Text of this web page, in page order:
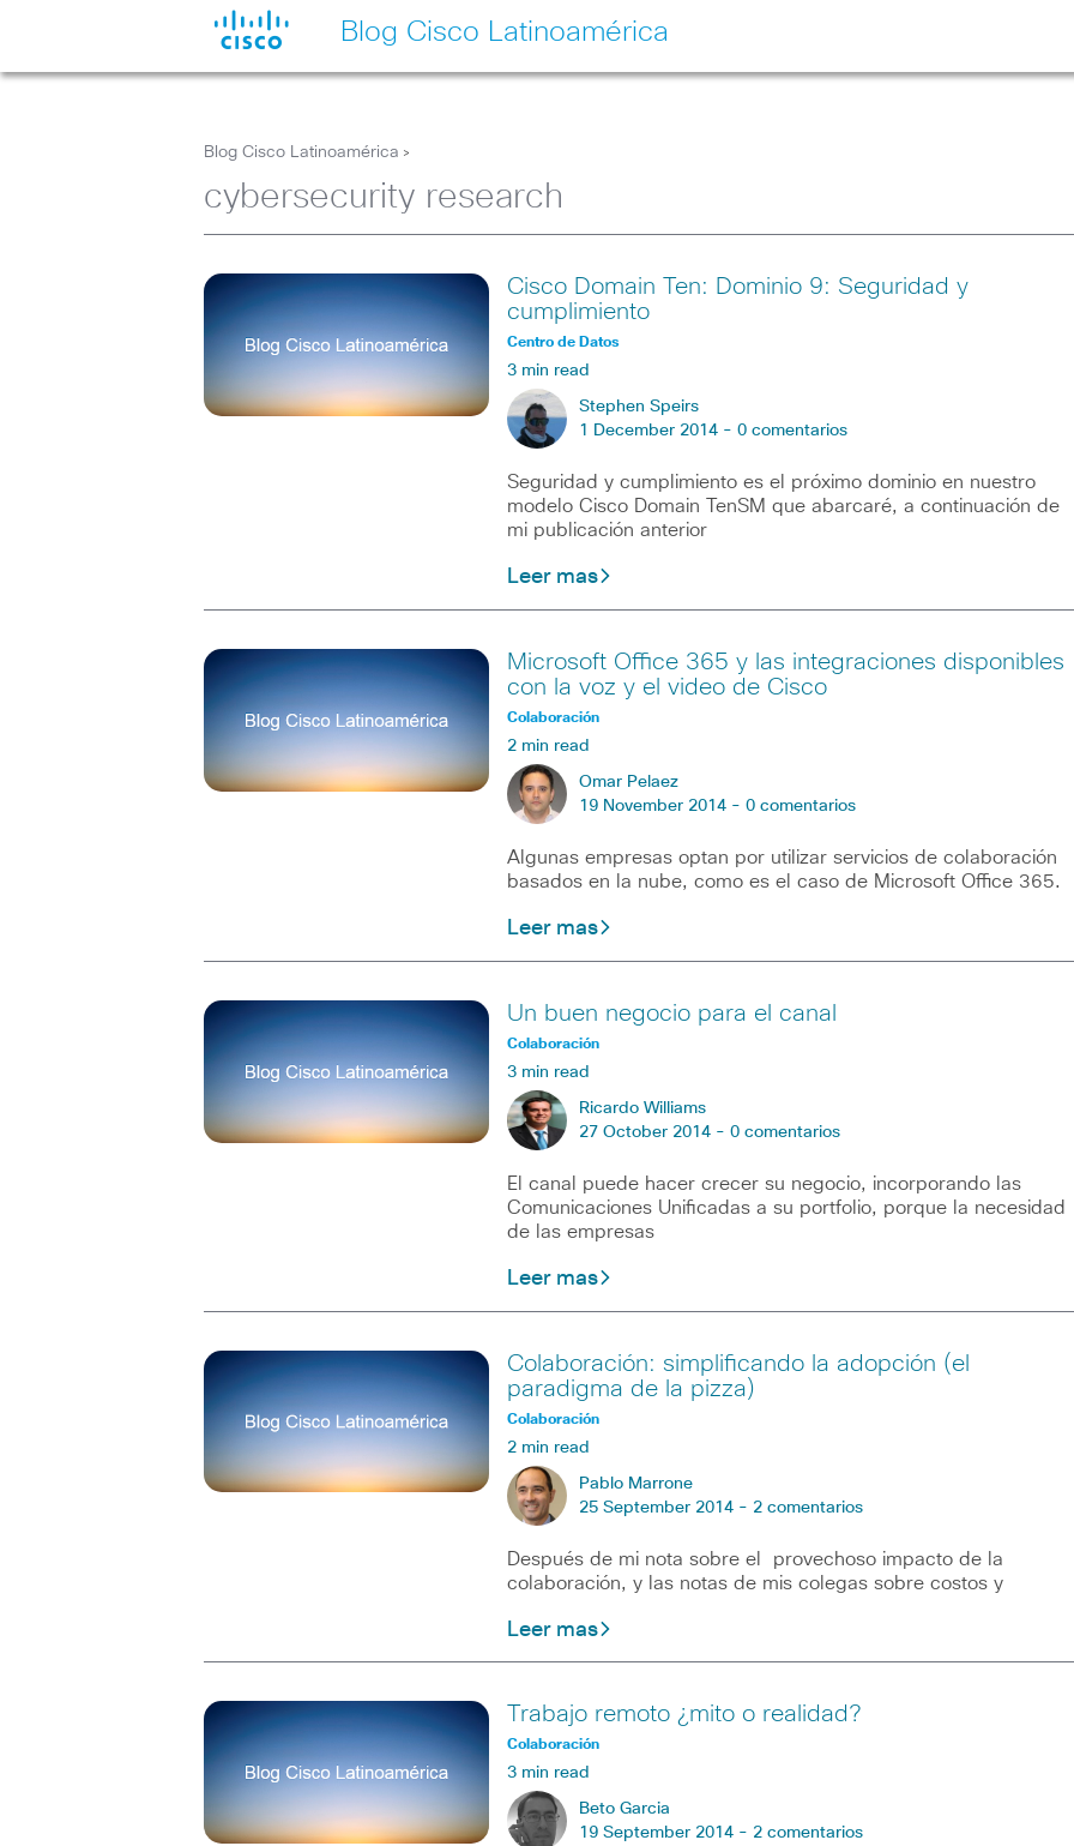
Blog Cisco Latinoamérica
Blog Cisco Latinoamérica >
cybersecurity research
Cisco Domain Ten: Dominio 9: Seguridad y
cumplimiento
Centro de Datos
3 min read
Stephen Speirs
1 December 2014 - 0 comentarios
Seguridad y cumplimiento es el próximo dominio en nuestro
modelo Cisco Domain TenSM que abarcaré, a continuación de
mi publicación anterior
Leer mas
Microsoft Office 365 y las integraciones disponibles
con la voz y el video de Cisco
Colaboración
2 min read
Omar Pelaez
19 November 2014 - 0 comentarios
Algunas empresas optan por utilizar servicios de colaboración
basados en la nube, como es el caso de Microsoft Office 365.
Leer mas
Un buen negocio para el canal
Colaboración
3 min read
Ricardo Williams
27 October 2014 - 0 comentarios
El canal puede hacer crecer su negocio, incorporando las
Comunicaciones Unificadas a su portfolio, porque la necesidad
de las empresas
Leer mas
Colaboración: simplificando la adopción (el
paradigma de la pizza)
Colaboración
2 min read
Pablo Marrone
25 September 2014 - 2 comentarios
Después de mi nota sobre el provechoso impacto de la
colaboración, y las notas de mis colegas sobre costos y
Leer mas
Trabajo remoto ¿mito o realidad?
Colaboración
3 min read
Beto Garcia
19 September 2014 - 2 comentarios